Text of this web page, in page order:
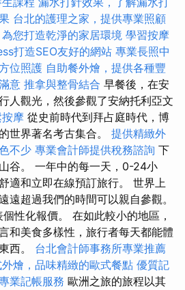
台北的護理之家，提供專業照顧
您打造乾淨的家居環境 學習按摩
打造SEO友好的網站 專業長照中
位照護 自助餐外燴，提供各種豐
意 推拿與整骨結合 早餐後，在安
人觀光，然後參觀了安納托利亞文
摩 從史前時代到拜占庭時代，博
世界著名考古集合。 提供精緻外
不少 專業會計師提供稅務諮詢 下
谷。 一年中的每一天，0-24小
適和立即在線預訂旅行。 世界上
遠超過我們的時間可以親自參觀。
性化報價。 在如此較小的地區，
和美食多樣性，旅行者每天都能體
西。 台北會計師事務所專業推薦
燴，品味精緻的歐式餐點 優質記
業記帳服務 歐洲之旅的旅程以其